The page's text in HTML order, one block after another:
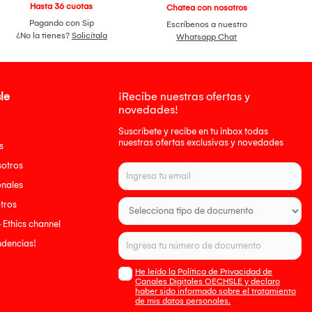
Hasta 36 cuotas
Pagando con Sip
¿No la tienes? Solicítala
Chatea con nosotros
Escríbenos a nuestro
Whatsapp Chat
channel
¡Recibe nuestras ofertas y
novedades!
Suscríbete y recibe en tu inbox todas
nuestras ofertas exclusivas y novedades
He leído la Política de Privacidad de
Canales Digitales OECHSLE y declaro
haber sido informado sobre el tratamiento
de mis datos personales.